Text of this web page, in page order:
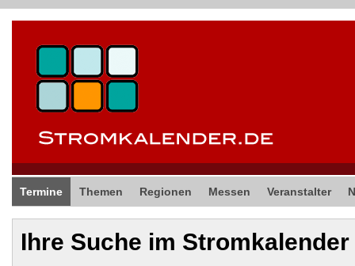
Termine Themen Regionen Messen Veranstalter
Ihre Suche im Stromkalender